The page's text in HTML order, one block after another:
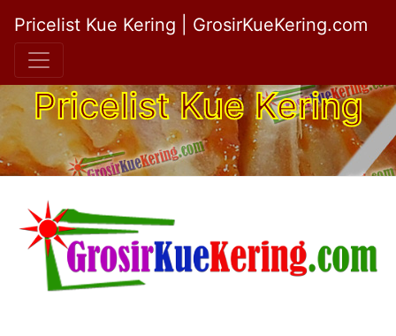
Pricelist Kue Kering | GrosirKueKering.com
Pricelist Kue Kering